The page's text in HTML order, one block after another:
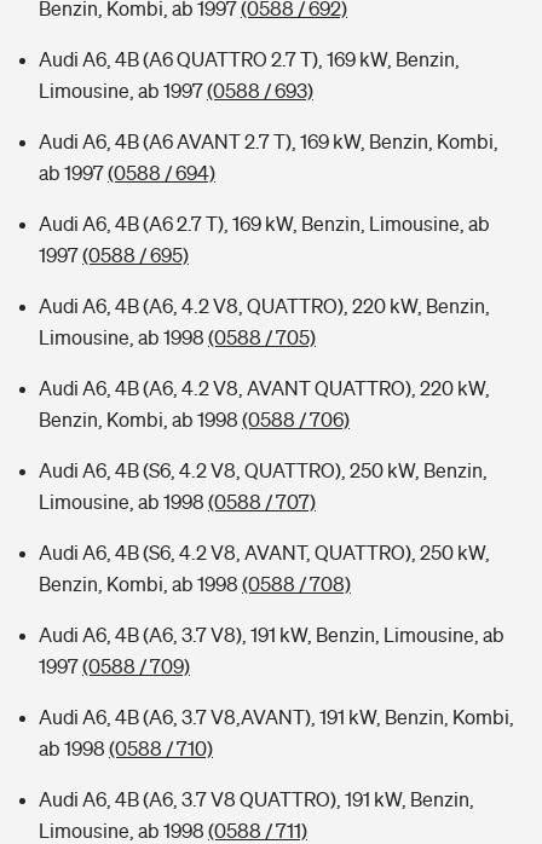
Benzin, Kombi, ab 1997(0588 / 692)
Audi A6, 4B (A6 QUATTRO 2.7 T), 169 kW, Benzin,
Limousine, ab 1997(0588 / 693)
Audi A6, 4B (A6 AVANT 2.7 T), 169 kW, Benzin, Kombi,
ab 1997(0588 / 694)
Audi A6, 4B (A6 2.7 T), 169 kW, Benzin, Limousine, ab
1997(0588 / 695)
Audi A6, 4B (A6, 4.2 V8, QUATTRO), 220 kW, Benzin,
Limousine, ab 1998 (0588 / 705)
Audi A6, 4B (A6, 4.2 V8, AVANT QUATTRO), 220 kW,
Benzin, Kombi, ab 1998 (0588 / 706)
Audi A6, 4B (S6, 4.2 V8, QUATTRO), 250 kW, Benzin,
Limousine, ab 1998 (0588 / 707)
Audi A6, 4B (S6, 4.2 V8, AVANT, QUATTRO), 250 kW,
Benzin, Kombi, ab 1998 (0588 / 708)
Audi A6, 4B (A6, 3.7 V8), 191 kW, Benzin, Limousine, ab
1997(0588 / 709)
Audi A6, 4B (A6, 3.7 V8,AVANT), 191 kW, Benzin, Kombi,
ab 1998 (0588 / 710)
Audi A6, 4B (A6, 3.7 V8 QUATTRO), 191 kW, Benzin,
Limousine, ab 1998 (0588 / 711)